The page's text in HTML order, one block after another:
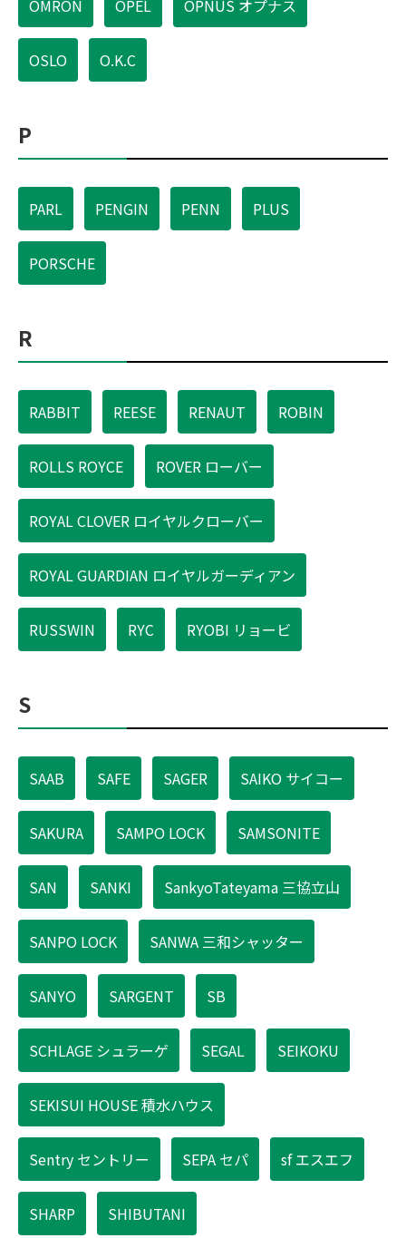
OMRON OPEL OPNUS オプナス
OSLO O.K.C
P
PARL PENGIN PENN PLUS
PORSCHE
R
RABBIT REESE RENAUT ROBIN
ROLLS ROYCE ROVER ローバー
ROYAL CLOVER ロイヤルクローバー
ROYAL GUARDIAN ロイヤルガーディアン
RUSSWIN RYC RYOBI リョービ
S
SAAB SAFE SAGER SAIKO サイコー
SAKURA SAMPO LOCK SAMSONITE
SAN SANKI SankyoTateyama 三協立山
SANPO LOCK SANWA 三和シャッター
SANYO SARGENT SB
SCHLAGE シュラーゲ SEGAL SEIKOKU
SEKISUI HOUSE 積水ハウス
Sentry セントリー SEPA セパ sf エスエフ
SHARP SHIBUTANI